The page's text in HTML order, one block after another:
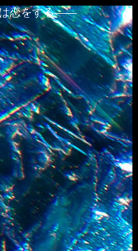
は恋をする――